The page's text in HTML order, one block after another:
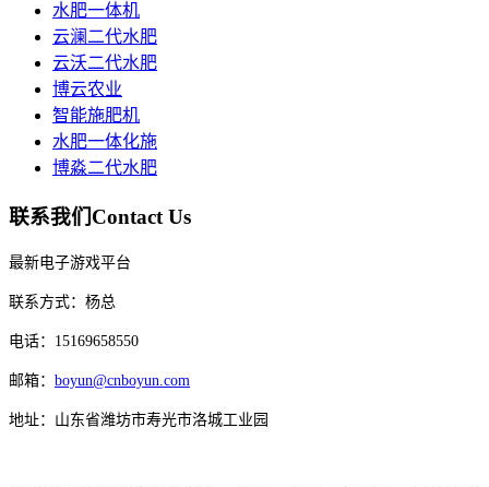
水肥一体机
云澜二代水肥
云沃二代水肥
博云农业
智能施肥机
水肥一体化施
博淼二代水肥
联系我们Contact Us
最新电子游戏平台
联系方式：杨总
电话：15169658550
邮箱： boyun@cnboyun.com
地址：山东省潍坊市寿光市洛城工业园